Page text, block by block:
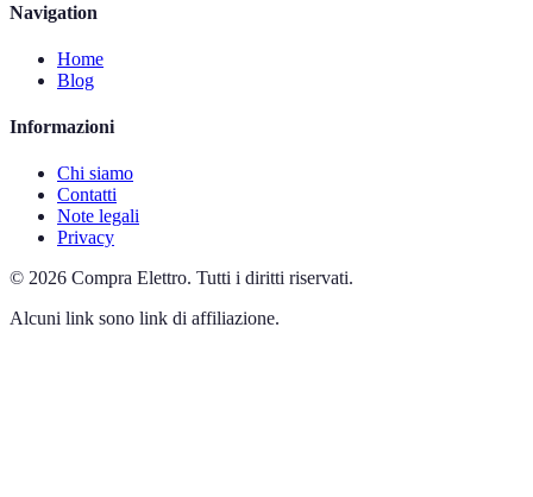
Navigation
Home
Blog
Informazioni
Chi siamo
Contatti
Note legali
Privacy
© 2026 Compra Elettro. Tutti i diritti riservati.
Alcuni link sono link di affiliazione.